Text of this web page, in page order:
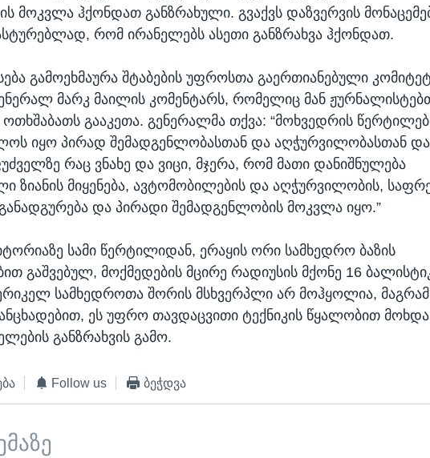
მოკვლა ჰქონდათ განზრახული. გვაქვს დაზვერვის
რომ ირანელებს ასეთი განზრახვა ჰქონდათ.
გამოეხმაურა შტაბების უფროსთა გაერთიანებული
მარკ მაილის კომენტარს, რომელიც მან
ოთხშაბათს გააკეთა. გენერალმა თქვა: “მოხვედრის
იყო პირად შემადგენლობასთან და აღჭურვილობასთან და
რაც ვნახე და ვიცი, მჯერა, რომ მათი დანიშნულება
ზიანის მიყენება, ავტომობილების და აღჭურვილობის,
და პირადი შემადგენლობის მოკვლა იყო.”
სამი წერტილიდან, ერაყის ორი სამხედრო ბაზის
გაშვებულ, მოქმედების მცირე რადიუსის მქონე 16
სამხედროთა შორის მსხვერპლი არ მოჰყოლია, მაგრამ
ეს უფრო თავდაცვითი ტექნიკის წყალობით
განზრახვის გამო.
Follow us ბეჭდვა